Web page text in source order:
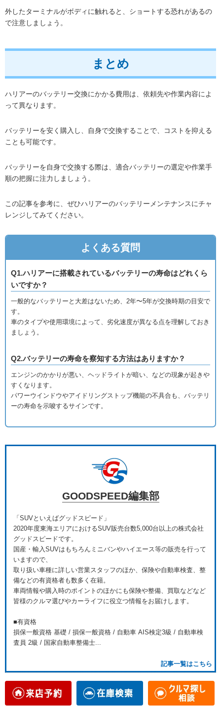
外したターミナルがボディに触れると、ショートする恐れがあるの
で注意しましょう。
まとめ
ハリアーのバッテリー交換にかかる費用は、依頼先や作業内容によ
って異なります。
バッテリーを安く購入し、自身で交換することで、コストを抑える
ことも可能です。
バッテリーを自身で交換する際は、適合バッテリーの選定や作業手
順の把握に注力しましょう。
この記事を参考に、ぜひハリアーのバッテリーメンテナンスにチャ
レンジしてみてください。
よくある質問
Q1.ハリアーに搭載されているバッテリーの寿命はどれくら
いですか？
一般的なバッテリーと大差はないため、2年〜5年が交換時期の目安で
す。
車のタイプや使用環境によって、劣化速度が異なる点を理解しておき
ましょう。
Q2.バッテリーの寿命を察知する方法はありますか？
エンジンのかかりが悪い、ヘッドライトが暗い、などの現象が起きや
すくなります。
パワーウインドウやアイドリングストップ機能の不具合も、バッテリ
ーの寿命を示唆するサインです。
GOODSPEED編集部
「SUVといえばグッドスピード」
2020年度東海エリアにおけるSUV販売台数5,000台以上の株式会社
グッドスピードです。
国産・輸入SUVはもちろんミニバンやハイエース等の販売を行って
いますので、
取り扱い車種に詳しい営業スタッフのほか、保険や自動車検査、整
備などの有資格者も数多く在籍。
車両情報や購入時のポイントのほかにも保険や整備、買取などなど
皆様のクルマ選びやカーライフに役立つ情報をお届けします。
■有資格
損保一般資格 基礎 / 損保一般資格 / 自動車 AIS検定3級 / 自動車検
査員 2級 / 国家自動車整備士...
記事一覧はこちら